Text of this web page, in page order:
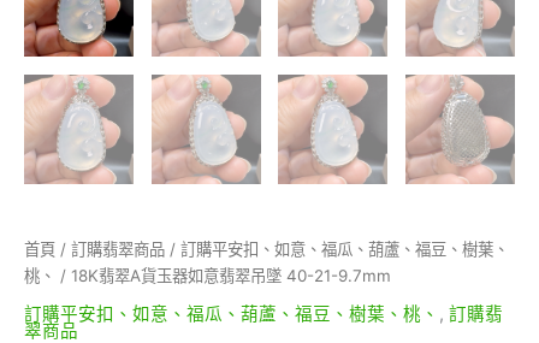
首頁 / 訂購翡翠商品 / 訂購平安扣、如意、福瓜、葫蘆、福豆、樹葉、
桃、 / 18K翡翠A貨玉器如意翡翠吊墜 40-21-9.7mm
訂購平安扣、如意、福瓜、葫蘆、福豆、樹葉、桃、 , 訂購翡
翠商品